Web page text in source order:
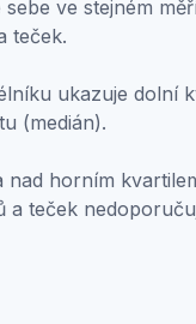
ve stejném
teček.
ukazuje
(medián).
horním
teček